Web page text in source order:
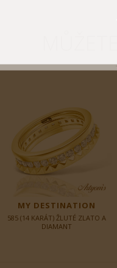
MY DESTINATION
585 (14 KARÁT) ŽLUTÉ ZLATO A
DIAMANT